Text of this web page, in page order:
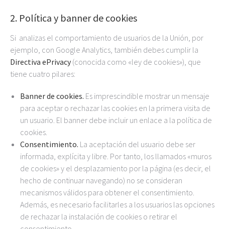
2. Política y banner de cookies
Si analizas el comportamiento de usuarios de la Unión, por
ejemplo, con Google Analytics, también debes cumplir la
Directiva ePrivacy (conocida como «ley de cookies»), que
tiene cuatro pilares:
Banner de cookies. Es imprescindible mostrar un mensaje
para aceptar o rechazar las cookies en la primera visita de
un usuario. El banner debe incluir un enlace a la política de
cookies.
Consentimiento. La aceptación del usuario debe ser
informada, explícita y libre. Por tanto, los llamados «muros
de cookies» y el desplazamiento por la página (es decir, el
hecho de continuar navegando) no se consideran
mecanismos válidos para obtener el consentimiento.
Además, es necesario facilitarles a los usuarios las opciones
de rechazar la instalación de cookies o retirar el